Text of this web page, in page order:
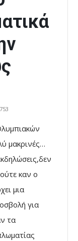
753
μακρινές…
καν ο
μια
για
τα